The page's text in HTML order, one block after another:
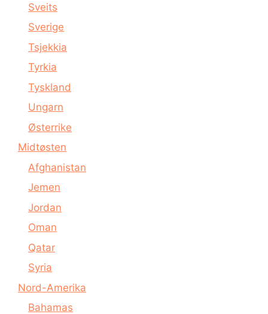
Sveits
Sverige
Tsjekkia
Tyrkia
Tyskland
Ungarn
Østerrike
Midtøsten
Afghanistan
Jemen
Jordan
Oman
Qatar
Syria
Nord-Amerika
Bahamas